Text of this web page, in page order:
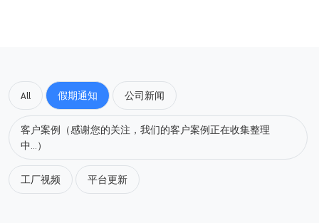
All 假期通知 公司新闻
客户案例（感谢您的关注，我们的客户案例正在收集整理
中...）
工厂视频 平台更新